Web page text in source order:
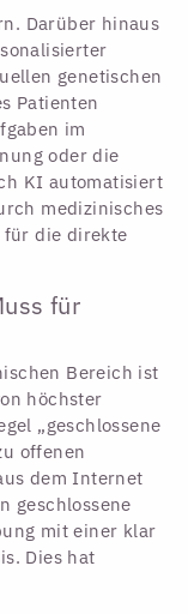
Darüber hinaus
genetischen
Patienten
im
oder die
KI automatisiert
medizinisches
für die direkte
für
Bereich ist
höchster
„geschlossene
offenen
dem Internet
geschlossene
mit einer klar
Dies hat